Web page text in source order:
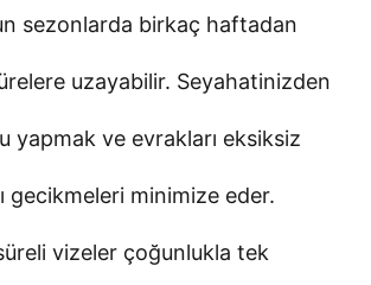
sezonlarda birkaç haftadan
uzayabilir. Seyahatinizden
yapmak ve evrakları eksiksiz
gecikmeleri minimize eder.
vizeler çoğunlukla tek